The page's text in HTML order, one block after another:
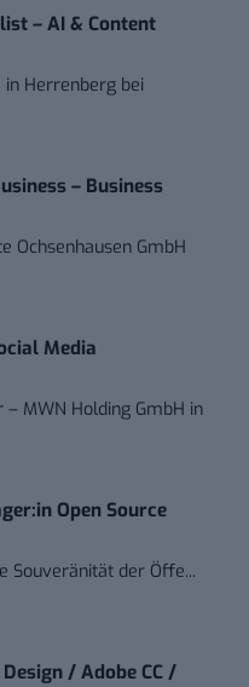
– AI & Content
in Herrenberg bei
– Business
Ochsenhausen GmbH
Media
MWN Holding GmbH in
Open Source
Souveränität der Öffe...
/ Adobe CC /